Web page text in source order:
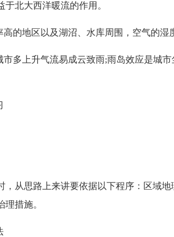
北大西洋暖流的作用。
的地区以及湖沼、水库周围，空气的湿
多上升气流易成云致雨;雨岛效应是城
，从思路上来讲要依据以下程序：区域
措施。